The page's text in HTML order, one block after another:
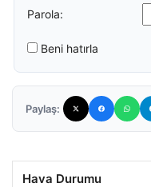
Parola:
Beni hatırla
Paylaş:
Hava Durumu